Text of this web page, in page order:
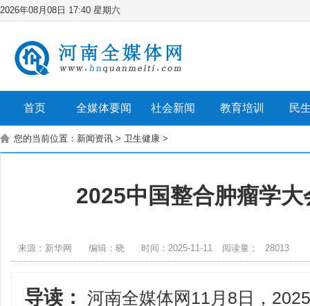
2026年08月08日 17:40 星期六
首页 全媒体要闻 社会新闻 教育培训 民
您的当前位置： 新闻资讯 > 卫生健康 >
2025中国整合肿瘤学
来源：新华网 编辑：晓 时间：2025-11-11 阅读量： 28013
导读：
河南全媒体网11月8日，